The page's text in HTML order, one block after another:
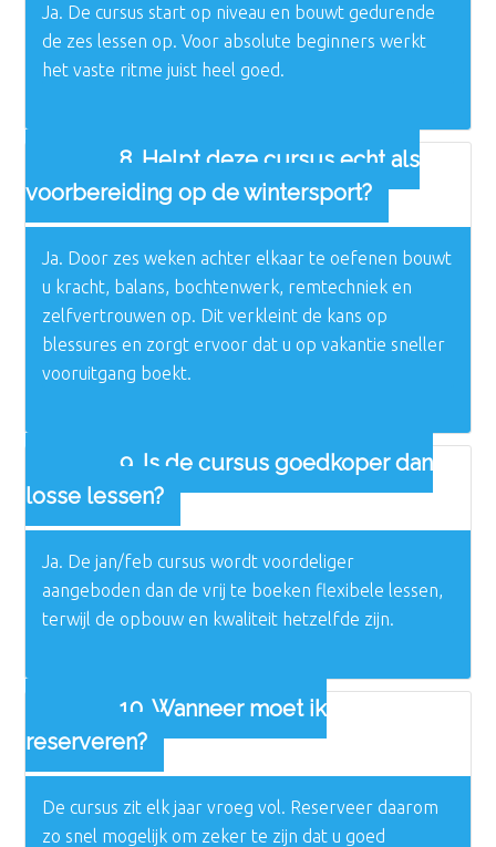
Ja. De cursus start op niveau en bouwt gedurende
de zes lessen op. Voor absolute beginners werkt
het vaste ritme juist heel goed.
8. Helpt deze cursus echt als
voorbereiding op de wintersport?
Ja. Door zes weken achter elkaar te oefenen bouwt
u kracht, balans, bochtenwerk, remtechniek en
zelfvertrouwen op. Dit verkleint de kans op
blessures en zorgt ervoor dat u op vakantie sneller
vooruitgang boekt.
9. Is de cursus goedkoper dan
losse lessen?
Ja. De jan/feb cursus wordt voordeliger
aangeboden dan de vrij te boeken flexibele lessen,
terwijl de opbouw en kwaliteit hetzelfde zijn.
10. Wanneer moet ik
reserveren?
De cursus zit elk jaar vroeg vol. Reserveer daarom
zo snel mogelijk om zeker te zijn dat u goed